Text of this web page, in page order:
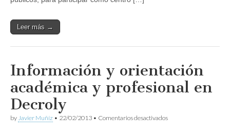
Leer más →
Información y orientación
académica y profesional en
Decroly
by Javier Muñíz • 22/02/2013 • Comentarios desactivadosen